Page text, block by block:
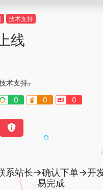
技术支持
线
术支持
0 0 0
系站长→确认下单→开
易完成